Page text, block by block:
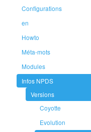
Configurations
en
Howto
Méta-mots
Modules
Infos NPDS
Versions
Coyotte
Evolution